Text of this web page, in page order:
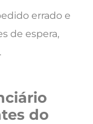
errado e
de espera,
do